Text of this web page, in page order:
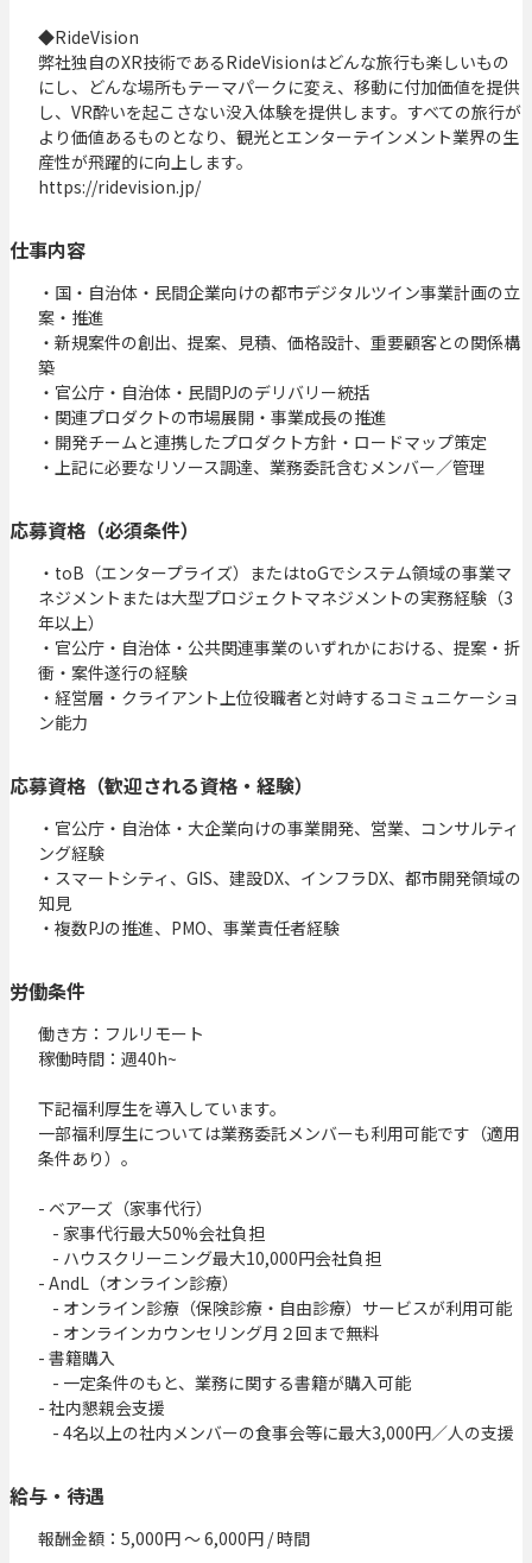
◆RideVision
弊社独自のXR技術であるRideVisionはどんな旅行も楽しいもの
にし、どんな場所もテーマパークに変え、移動に付加価値を提供
し、VR酔いを起こさない没入体験を提供します。すべての旅行が
より価値あるものとなり、観光とエンターテインメント業界の生
産性が飛躍的に向上します。
https://ridevision.jp/
仕事内容
・国・自治体・民間企業向けの都市デジタルツイン事業計画の立
案・推進
・新規案件の創出、提案、見積、価格設計、重要顧客との関係構
築
・官公庁・自治体・民間PJのデリバリー統括
・関連プロダクトの市場展開・事業成長の推進
・開発チームと連携したプロダクト方針・ロードマップ策定
・上記に必要なリソース調達、業務委託含むメンバー／管理
応募資格（必須条件）
・toB（エンタープライズ）またはtoGでシステム領域の事業マ
ネジメントまたは大型プロジェクトマネジメントの実務経験（3
年以上）
・官公庁・自治体・公共関連事業のいずれかにおける、提案・折
衝・案件遂行の経験
・経営層・クライアント上位役職者と対峙するコミュニケーショ
ン能力
応募資格（歓迎される資格・経験）
・官公庁・自治体・大企業向けの事業開発、営業、コンサルティ
ング経験
・スマートシティ、GIS、建設DX、インフラDX、都市開発領域の
知見
・複数PJの推進、PMO、事業責任者経験
労働条件
働き方：フルリモート
稼働時間：週40h~
下記福利厚生を導入しています。
一部福利厚生については業務委託メンバーも利用可能です（適用
条件あり）。
- ベアーズ（家事代行）
- AndL（オンライン診療）
- 書籍購入
- 社内懇親会支援
    - 4名以上の社内メンバーの食事会等に最大3,000円／人の支援
給与・待遇
報酬金額：5,000円 〜 6,000円 / 時間